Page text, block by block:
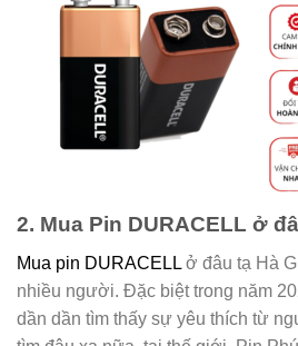
2. Mua Pin DURACELL ở
Mua pin DURACELL ở đâu tạ Hà
nhiều người. Đặc biệt trong năm
dần dần tìm thấy sự yêu thích từ